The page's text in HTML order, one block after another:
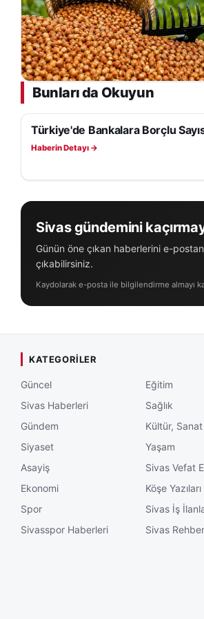
Bunları da Okuyun
EKONOMI
Türkiye'de Bankalara Borçlu
Haberin Detayı →
Sivas gündemini
Günün öne çıkan haberlerini e-
çıkabilirsiniz.
Kaydolarak e-posta ile bilgilendirme almayı
KATEGORILER
Güncel
Sivas Haberleri
Gündem
Siyaset
Asayiş
Ekonomi
Spor
Sivasspor Haberleri
Eğitim
Sağlık
Kültür,
Yaşam
Sivas Vefat
Köşe Yazıları
Sivas İş
Sivas